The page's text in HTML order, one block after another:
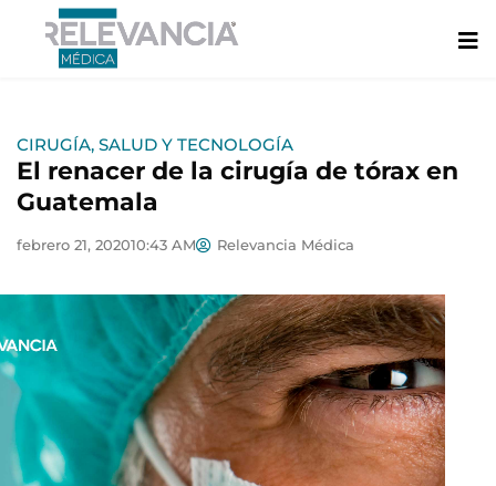
contenido
CIRUGÍA, SALUD Y TECNOLOGÍA
El renacer de la cirugía de tórax en
Guatemala
febrero 21, 202010:43 AM Relevancia Médica